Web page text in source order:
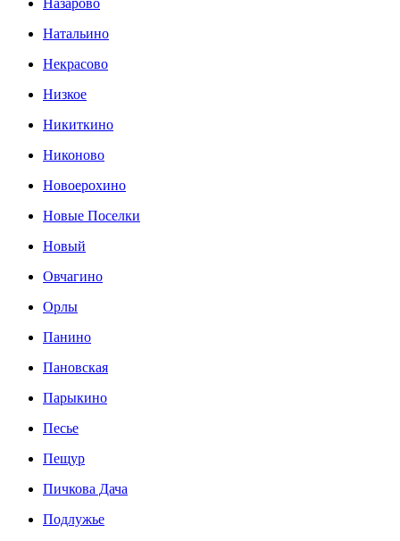
Назарово
Натальино
Некрасово
Низкое
Никиткино
Никоново
Новоерохино
Новые Поселки
Новый
Овчагино
Орлы
Панино
Пановская
Парыкино
Песье
Пещур
Пичкова Дача
Подлужье